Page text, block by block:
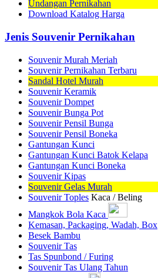
Undangan Pernikahan
Download Katalog Harga
Jenis Souvenir Pernikahan
Souvenir Murah Meriah
Souvenir Pernikahan Terbaru
Sandal Hotel Murah
Souvenir Keramik
Souvenir Dompet
Souvenir Bunga Pot
Souvenir Pensil Bunga
Souvenir Pensil Boneka
Gantungan Kunci
Gantungan Kunci Batok Kelapa
Gantungan Kunci Boneka
Souvenir Kipas
Souvenir Gelas Murah
Souvenir Toples Kaca / Beling
Mangkok Bola Kaca
Kemasan, Packaging, Wadah, Box
Besek Bambu
Souvenir Tas
Tas Spunbond / Furing
Souvenir Tas Ulang Tahun